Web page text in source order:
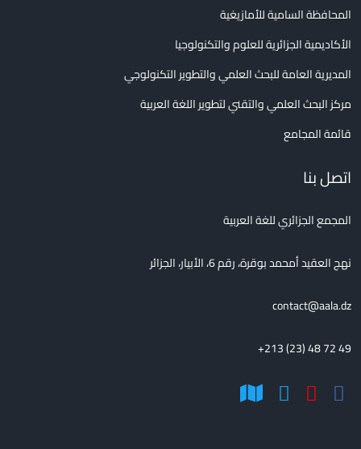
المحافظة السامية للأمازيغية
الأكاديمية الجزائرية للعلوم والتكنولوجيا
المديرية العامة للبحث العلمي والتطوير التكنولوجي
مركز البحث العلمي والتقني لتطوير اللغة العربية
قائمة المجامع
اتصل بنا
المجمع الجزائري للغة العربية
نهج العقيد أمحمد بوقرة، رقم 6، الأبيار، الجزائر
contact@aala.dz
+213 (23) 48 72 49